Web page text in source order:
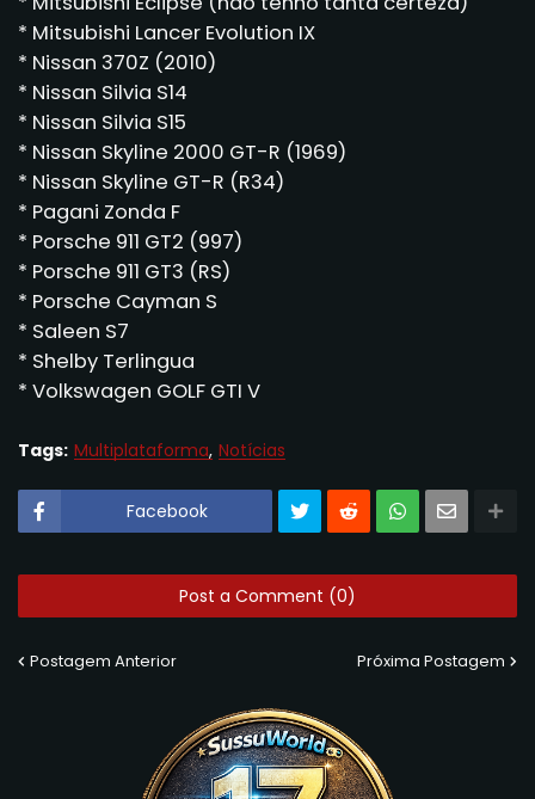
* Mitsubishi Lancer Evolution IX
* Nissan 370Z (2010)
* Nissan Silvia S14
* Nissan Silvia S15
* Nissan Skyline 2000 GT-R (1969)
* Nissan Skyline GT-R (R34)
* Pagani Zonda F
* Porsche 911 GT2 (997)
* Porsche 911 GT3 (RS)
* Porsche Cayman S
* Saleen S7
* Shelby Terlingua
* Volkswagen GOLF GTI V
Tags: Multiplataforma Notícias
Facebook
Post a Comment (0)
Postagem Anterior Próxima Postagem